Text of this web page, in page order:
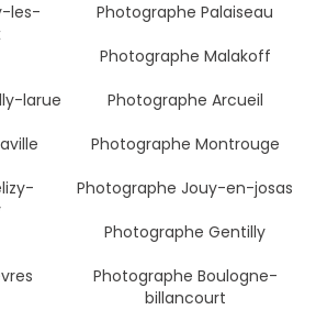
les-
Photographe Palaiseau
Photographe Malakoff
larue
Photographe Arcueil
Photographe Montrouge
Photographe Jouy-en-josas
Photographe Gentilly
Photographe Boulogne-
billancourt